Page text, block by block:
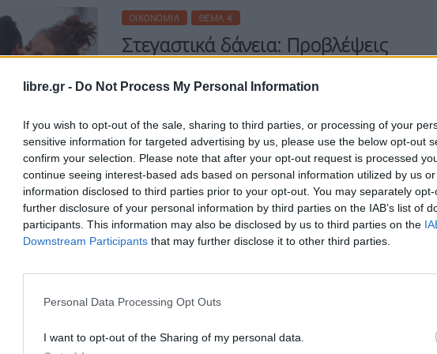
libre.gr - Do Not Process My Personal Information
If you wish to opt-out of the sale, sharing to third parties, or processing of your
sensitive information for targeted advertising by us, please use the below opt-out
confirm your selection. Please note that after your opt-out request is processed
continue seeing interest-based ads based on personal information utilized by us
information disclosed to third parties prior to your opt-out. You may separately
further disclosure of your personal information by third parties on the IAB’s list of
participants. This information may also be disclosed by us to third parties on the
Downstream Participants that may further disclose it to other third parties.
Personal Data Processing Opt Outs
I want to opt-out of the Sharing of my personal data.
ΟΙΚΟΝΟΜΊΑ ΘΈΜΑ 4
Στεγαστικά δάνεια: Προβλέψεις
Αναμένουν το
Η Συντακτική ομάδα του Libre
2 Οκτωβρίου, 2025
Αισθητή αύξηση σε χορηγήσεις νέων
στεγαστικών δανείων περίπου 20% από
στελέχη, έχοντας στοιχεία οκταμήνου και
2025. Παρόλα αυτά συγκρινόμενα με το
είναι ιδιαίτερα περιορισμένα σχετικά με